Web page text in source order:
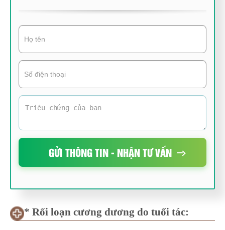
GỬI THÔNG TIN - NHẬN TƯ VẤN
* Rối loạn cương dương do tuổi tác: